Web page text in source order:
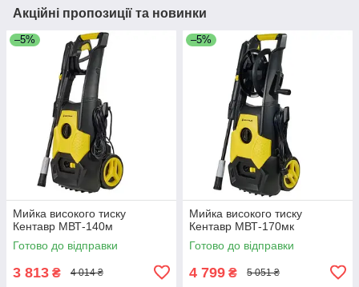
Акційні пропозиції та новинки
–5%
Мийка високого тиску
Кентавр МВТ-140м
Готово до відправки
3 813 ₴ 4 014 ₴
–5%
Мийка високого тиску
Кентавр МВТ-170мк
Готово до відправки
4 799 ₴ 5 051 ₴